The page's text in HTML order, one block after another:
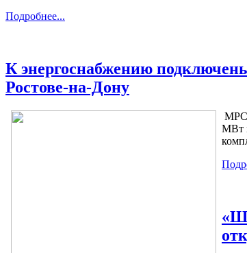
Подробнее...
К энергоснабжению
Ростове-на-Дону
МВт